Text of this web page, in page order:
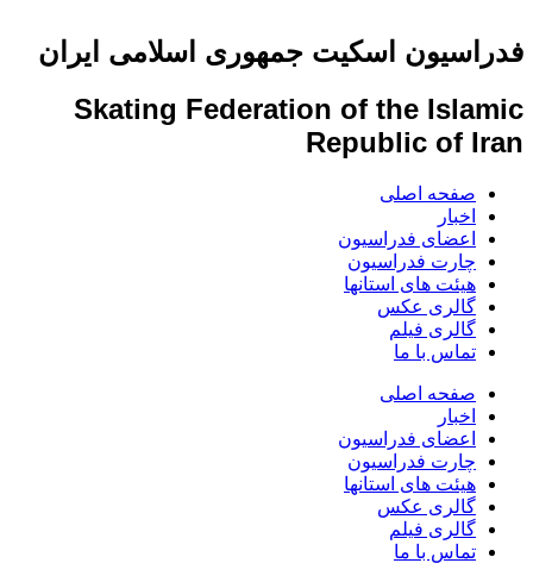
فدراسیون اسکیت جمهوری اسلامی ایران
Skating Federation of the Islamic
Republic of Iran
صفحه اصلی
اخبار
اعضای فدراسیون
چارت فدراسیون
هیئت های استانها
گالری عکس
گالری فیلم
تماس با ما
صفحه اصلی
اخبار
اعضای فدراسیون
چارت فدراسیون
هیئت های استانها
گالری عکس
گالری فیلم
تماس با ما